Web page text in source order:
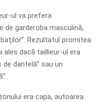
ul va prefera
de garderoba masculină,
Rezultatul promitea
ales dacă taillieur-ul era
dantelă” sau un
era capa, autoarea